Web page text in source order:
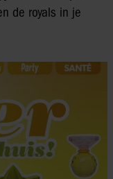
de royals in je